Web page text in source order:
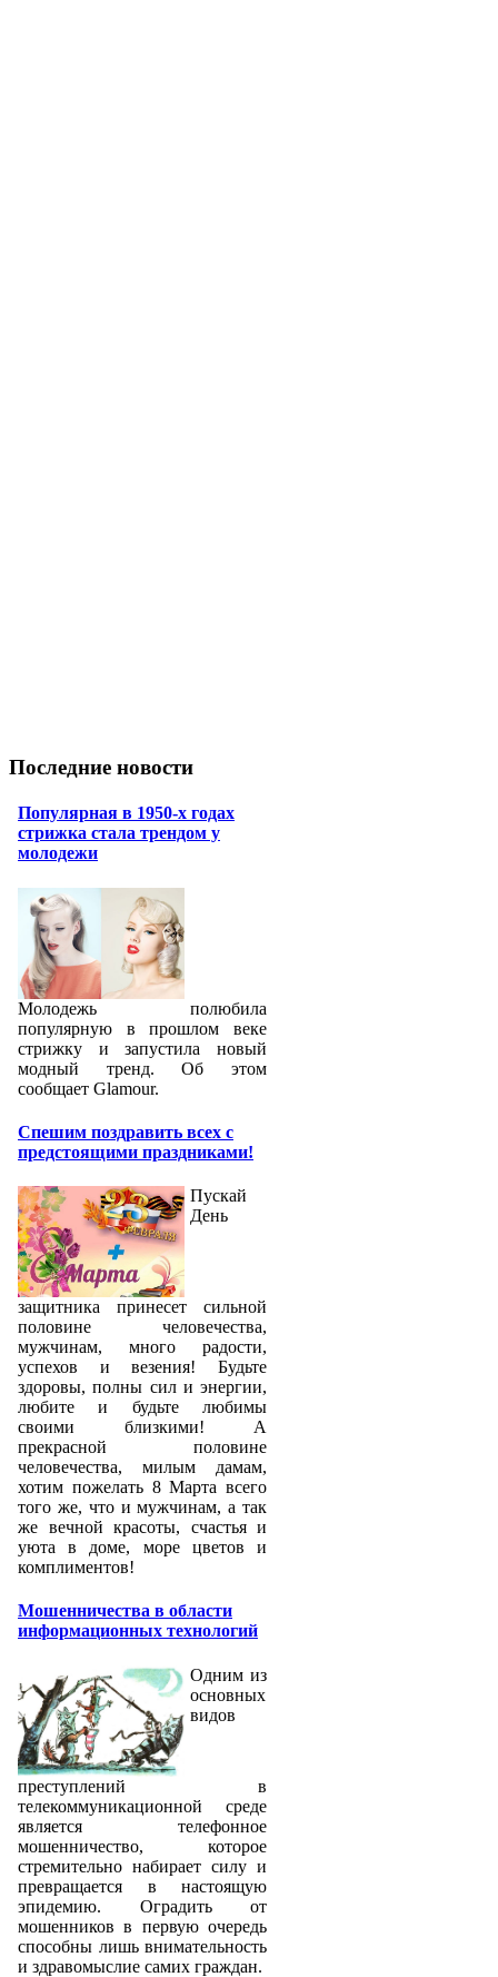
Последние новости
Популярная в 1950-х годах
стрижка стала трендом у
молодежи
Молодежь полюбила
популярную в прошлом веке
стрижку и запустила новый
модный тренд. Об этом
сообщает Glamour.
Спешим поздравить всех с
предстоящими праздниками!
Пускай
День
защитника принесет сильной
половине человечества,
мужчинам, много радости,
успехов и везения! Будьте
здоровы, полны сил и энергии,
любите и будьте любимы
своими близкими! А
прекрасной половине
человечества, милым дамам,
хотим пожелать 8 Марта всего
того же, что и мужчинам, а так
же вечной красоты, счастья и
уюта в доме, море цветов и
комплиментов!
Мошенничества в области
информационных технологий
Одним из
основных
видов
преступлений в
телекоммуникационной среде
является телефонное
мошенничество, которое
стремительно набирает силу и
превращается в настоящую
эпидемию. Оградить от
мошенников в первую очередь
способны лишь внимательность
и здравомыслие самих граждан.